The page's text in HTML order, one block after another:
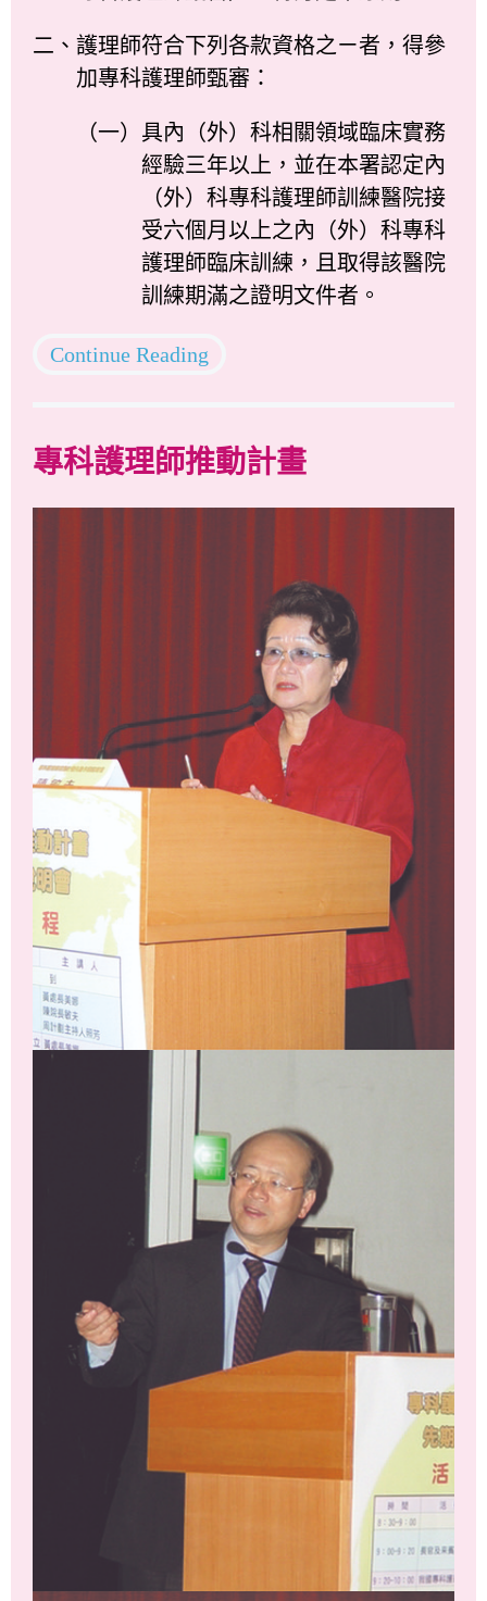
二、護理師符合下列各款資格之ㄧ者，得參
加專科護理師甄審：
（一）具內（外）科相關領域臨床實務
經驗三年以上，並在本署認定內
（外）科專科護理師訓練醫院接
受六個月以上之內（外）科專科
護理師臨床訓練，且取得該醫院
訓練期滿之證明文件者。
Continue Reading
專科護理師推動計畫